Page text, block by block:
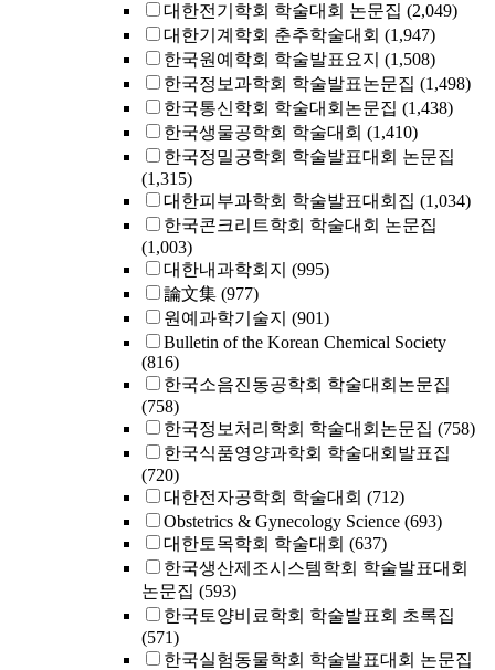
대한전기학회 학술대회 논문집 (2,049)
대한기계학회 춘추학술대회 (1,947)
한국원예학회 학술발표요지 (1,508)
한국정보과학회 학술발표논문집 (1,498)
한국통신학회 학술대회논문집 (1,438)
한국생물공학회 학술대회 (1,410)
한국정밀공학회 학술발표대회 논문집
(1,315)
대한피부과학회 학술발표대회집 (1,034)
한국콘크리트학회 학술대회 논문집
(1,003)
대한내과학회지 (995)
論文集 (977)
원예과학기술지 (901)
Bulletin of the Korean Chemical Society
(816)
한국소음진동공학회 학술대회논문집
(758)
한국정보처리학회 학술대회논문집 (758)
한국식품영양과학회 학술대회발표집
(720)
대한전자공학회 학술대회 (712)
Obstetrics & Gynecology Science (693)
대한토목학회 학술대회 (637)
한국생산제조시스템학회 학술발표대회
논문집 (593)
한국토양비료학회 학술발표회 초록집
(571)
한국실험동물학회 학술발표대회 논문집